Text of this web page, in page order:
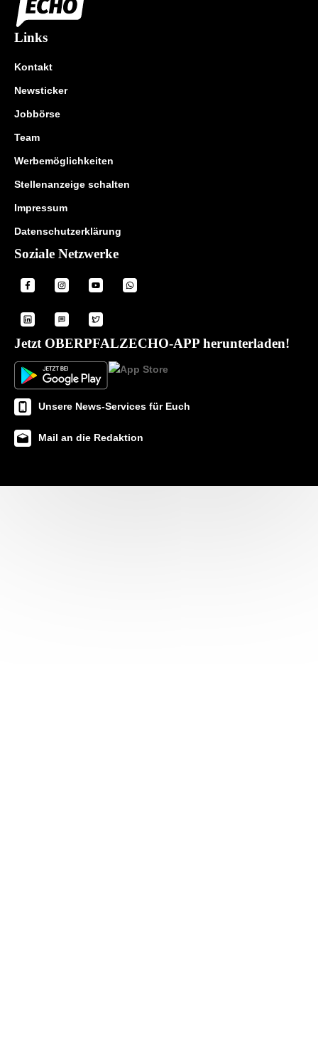
Links
Kontakt
Newsticker
Jobbörse
Team
Werbemöglichkeiten
Stellenanzeige schalten
Impressum
Datenschutzerklärung
Soziale Netzwerke
Jetzt OBERPFALZECHO-APP herunterladen!
Unsere News-Services für Euch
Mail an die Redaktion